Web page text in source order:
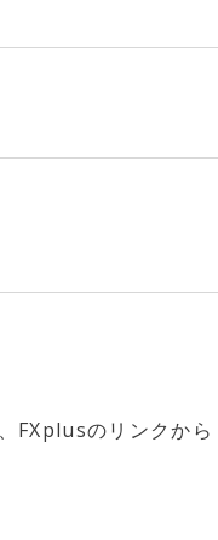
FXplusのリンクから